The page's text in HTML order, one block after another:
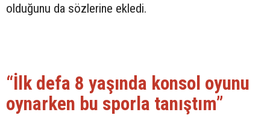
olduğunu da sözlerine ekledi.
“İlk defa 8 yaşında konsol oyunu
oynarken bu sporla tanıştım”